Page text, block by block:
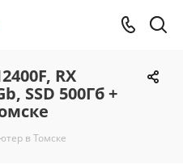
RX
SSD 500Гб +
в Томске